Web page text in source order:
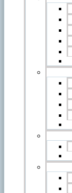
Редакция
Войдите на сайт или